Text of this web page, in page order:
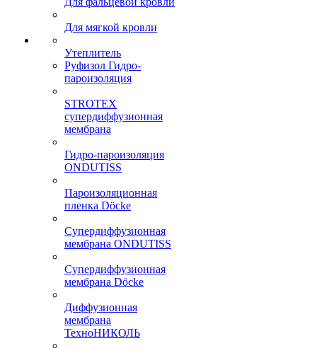
Для мягкой кровли
Утеплитель
Руфизол Гидро-
пароизоляция
STROTEX
супердиффузионная
мембрана
Гидро-пароизоляция
ONDUTISS
Пароизоляционная
пленка Döcke
Супердиффузионная
мембрана ONDUTISS
Супердиффузионная
мембрана Döcke
Диффузионная
мембрана
ТехноНИКОЛЬ